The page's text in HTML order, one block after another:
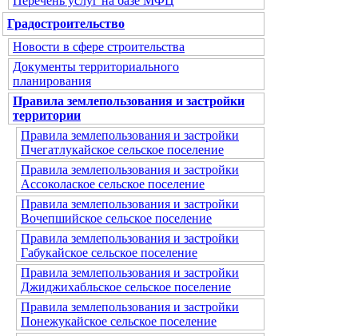
Градостроительство
Новости в сфере строительства
Документы территориального
планирования
Правила землепользования и застройки
территории
Правила землепользования и застройки
Пчегатлукайское сельское поселение
Правила землепользования и застройки
Ассоколаское сельское поселение
Правила землепользования и застройки
Вочепшийское сельское поселение
Правила землепользования и застройки
Габукайское сельское поселение
Правила землепользования и застройки
Джиджихабльское сельское поселение
Правила землепользования и застройки
Понежукайское сельское поселение